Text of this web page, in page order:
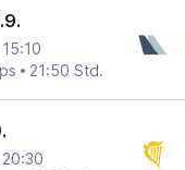
15:10
21:50 Std.
20:30